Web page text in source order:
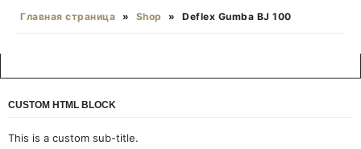
Главная страница » Shop » Deflex Gumba BJ 100
CUSTOM HTML BLOCK
This is a custom sub-title.